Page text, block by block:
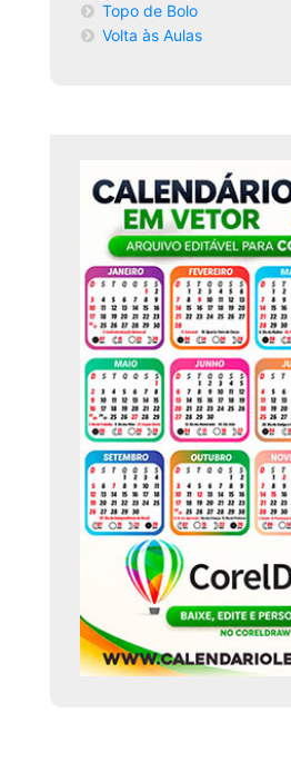
Topo de Bolo
Volta às Aulas